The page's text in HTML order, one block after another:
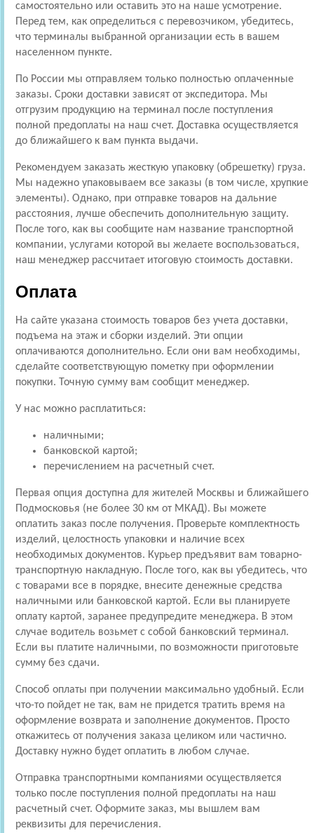
самостоятельно или оставить это на наше усмотрение.
Перед тем, как определиться с перевозчиком, убедитесь,
что терминалы выбранной организации есть в вашем
населенном пункте.
По России мы отправляем только полностью оплаченные
заказы. Сроки доставки зависят от экспедитора. Мы
отгрузим продукцию на терминал после поступления
полной предоплаты на наш счет. Доставка осуществляется
до ближайшего к вам пункта выдачи.
Рекомендуем заказать жесткую упаковку (обрешетку) груза.
Мы надежно упаковываем все заказы (в том числе, хрупкие
элементы). Однако, при отправке товаров на дальние
расстояния, лучше обеспечить дополнительную защиту.
После того, как вы сообщите нам название транспортной
компании, услугами которой вы желаете воспользоваться,
наш менеджер рассчитает итоговую стоимость доставки.
Оплата
На сайте указана стоимость товаров без учета доставки,
подъема на этаж и сборки изделий. Эти опции
оплачиваются дополнительно. Если они вам необходимы,
сделайте соответствующую пометку при оформлении
покупки. Точную сумму вам сообщит менеджер.
У нас можно расплатиться:
наличными;
банковской картой;
перечислением на расчетный счет.
Первая опция доступна для жителей Москвы и ближайшего
Подмосковья (не более 30 км от МКАД). Вы можете
оплатить заказ после получения. Проверьте комплектность
изделий, целостность упаковки и наличие всех
необходимых документов. Курьер предъявит вам товарно-
транспортную накладную. После того, как вы убедитесь, что
с товарами все в порядке, внесите денежные средства
наличными или банковской картой. Если вы планируете
оплату картой, заранее предупредите менеджера. В этом
случае водитель возьмет с собой банковский терминал.
Если вы платите наличными, по возможности приготовьте
сумму без сдачи.
Способ оплаты при получении максимально удобный. Если
что-то пойдет не так, вам не придется тратить время на
оформление возврата и заполнение документов. Просто
откажитесь от получения заказа целиком или частично.
Доставку нужно будет оплатить в любом случае.
Отправка транспортными компаниями осуществляется
только после поступления полной предоплаты на наш
расчетный счет. Оформите заказ, мы вышлем вам
реквизиты для перечисления.